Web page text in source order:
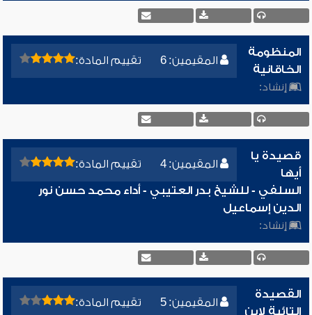
المقيمين: 6 تقييم المادة:
المنظومة
الخاقانية
إنشاد:
المقيمين: 4 تقييم المادة:
قصيدة يا
أيها
السلفي - للشيخ بدر العتيبي - أداء محمد حسن نور
الدين إسماعيل
إنشاد:
المقيمين: 5 تقييم المادة:
القصيدة
التائية لابن